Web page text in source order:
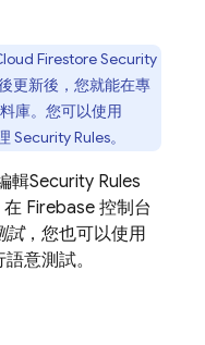
FirestoreSecurity
更新後，您就能在專
庫。您可以使用
Security Rules。
輯Security Rules
在 Firebase 控制台
試，您也可以使用
意測試。